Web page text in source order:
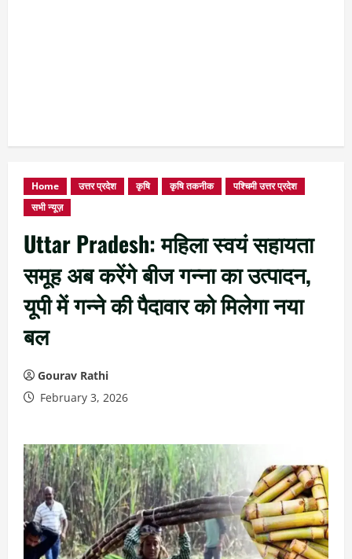
Home उत्तर प्रदेश कृषि कृषि तकनीक
पश्चिमी उत्तर प्रदेश
सभी न्यूज़
Uttar Pradesh: महिला स्वयं सहायता
समूह अब करेंगे बीज गन्ना का उत्पादन,
यूपी में गन्ने की पैदावार को मिलेगा नया
बल
Gourav Rathi
February 3, 2026